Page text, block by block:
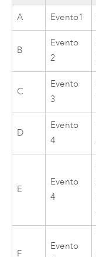
A Evento1
B
Evento
2
C
Evento
3
D
Evento
4
E
Evento
4
F
Evento